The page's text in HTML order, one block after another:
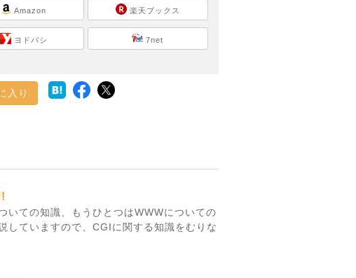
Amazon
ヨドバシ
楽天ブックス
7net
入り
いての知識、もうひとつはWWWについての
していますので、CGIに関する知識をむりな